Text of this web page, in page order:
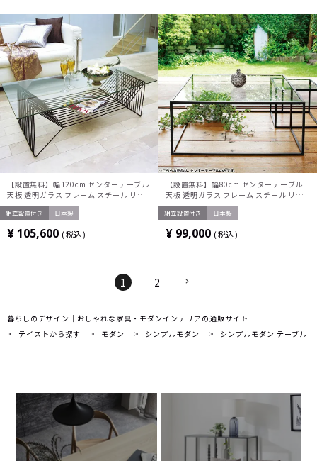
【設置無料】幅120cm センターテーブル
天板 透明ガラス フレーム スチール リビ
ングテーブル
組立設置付き 日本製
¥ 105,600 税込
【設置無料】幅80cm センターテーブル
天板 透明ガラス フレーム スチール リビ
ングテーブル
組立設置付き 日本製
¥ 99,000 税込
1 2
暮らしのデザイン｜おしゃれな家具・モダンインテリアの通販サイト
テイストから探す
モダン シンプルモダン シンプルモダン テーブル